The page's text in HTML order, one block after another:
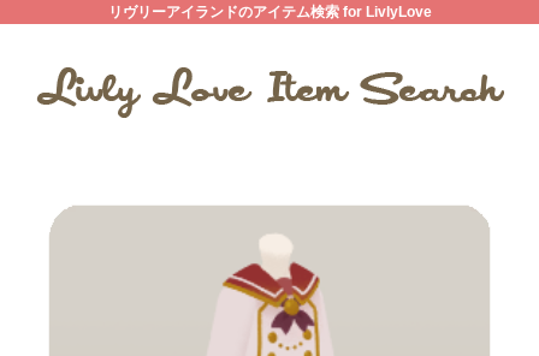
リヴリーアイランドのアイテム検索 for LivlyLove